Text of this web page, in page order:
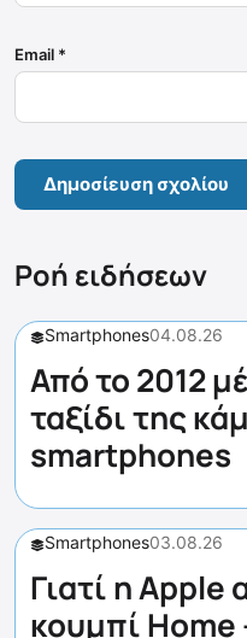
Email *
Ροή ειδήσεων
Smartphones04.08.26
Από το 2012
ταξίδι της
smartphones
Smartphones03.08.26
Γιατί η Apple
κουμπί Home